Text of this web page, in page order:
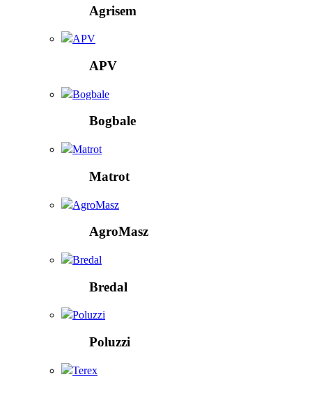
Agrisem
APV
APV
Bogbale
Bogbale
Matrot
Matrot
AgroMasz
AgroMasz
Bredal
Bredal
Poluzzi
Poluzzi
Terex